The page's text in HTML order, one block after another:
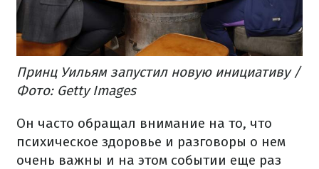
Принц Уильям запустил новую инициативу /
Фото: Getty Images
Он часто обращал внимание на то, что
психическое здоровье и разговоры о нем
очень важны и на этом событии еще раз